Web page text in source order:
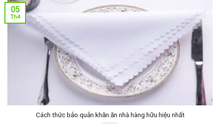
Cách thức bảo quản khăn ăn nhà hàng hữu hiệu nhất
05
Th4